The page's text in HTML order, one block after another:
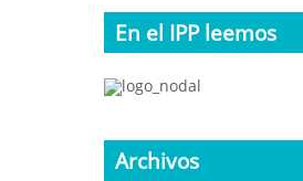
En el IPP leemos
Archivos